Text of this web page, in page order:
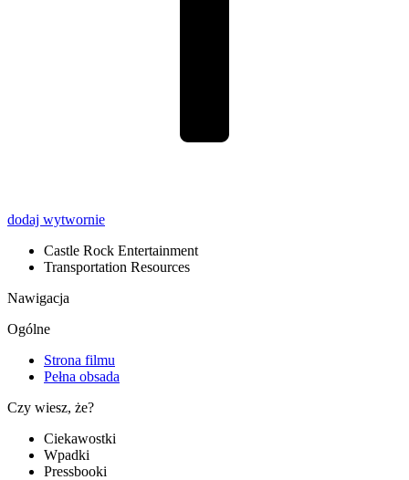
dodaj wytwornie
Castle Rock Entertainment
Transportation Resources
Nawigacja
Ogólne
Strona filmu
Pełna obsada
Czy wiesz, że?
Ciekawostki
Wpadki
Pressbooki